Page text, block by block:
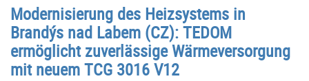
Modernisierung des Heizsystems in
Brandýs nad Labem (CZ): TEDOM
ermöglicht zuverlässige Wärmeversorgung
mit neuem TCG 3016 V12